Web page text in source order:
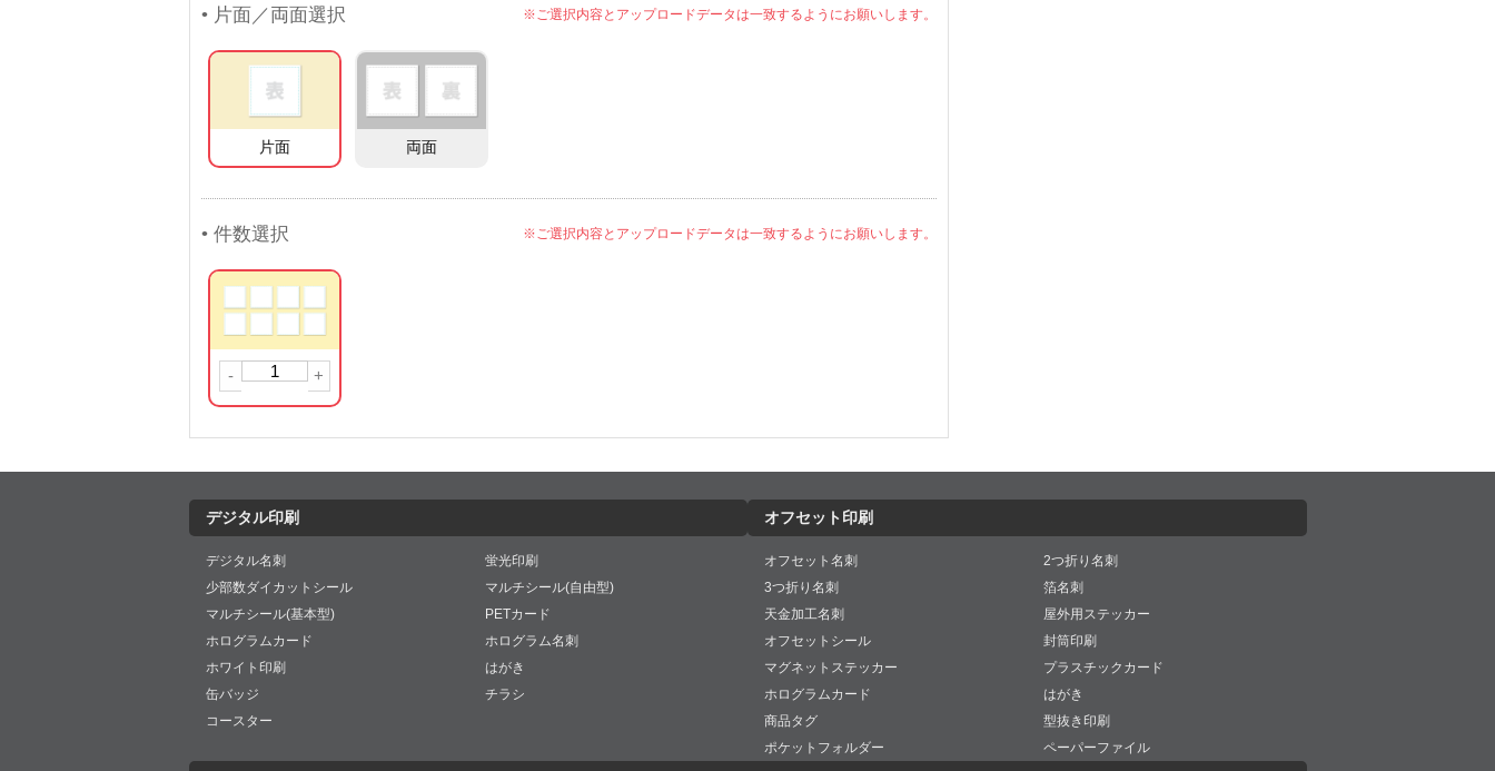
• 片面／両面選択 ※ご選択内容とアップロードデータは一致するようにお願いします。
片面 両面
• 件数選択 ※ご選択内容とアップロードデータは一致するようにお願いします。
- +
デジタル印刷
デジタル名刺
蛍光印刷
少部数ダイカットシール
マルチシール(自由型)
マルチシール(基本型)
PETカード
ホログラムカード
ホログラム名刺
ホワイト印刷
はがき
缶バッジ
チラシ
コースター
オフセット印刷
オフセット名刺
2つ折り名刺
3つ折り名刺
箔名刺
天金加工名刺
屋外用ステッカー
オフセットシール
封筒印刷
マグネットステッカー
プラスチックカード
ホログラムカード
はがき
商品タグ
型抜き印刷
ポケットフォルダー
ペーパーファイル